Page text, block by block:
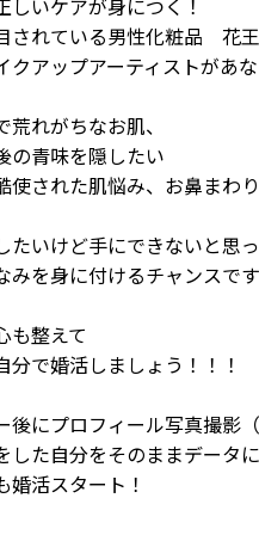
しいケアが身につく！
されている男性化粧品 花
クアップアーティストが
荒れがちなお肌、
の青味を隠したい
使された肌悩み、お鼻ま
たいけど手にできないと
みを身に付けるチャンス
も整えて
分で婚活しましょう！！！
後にプロフィール写真撮
した自分をそのままデー
婚活スタート！